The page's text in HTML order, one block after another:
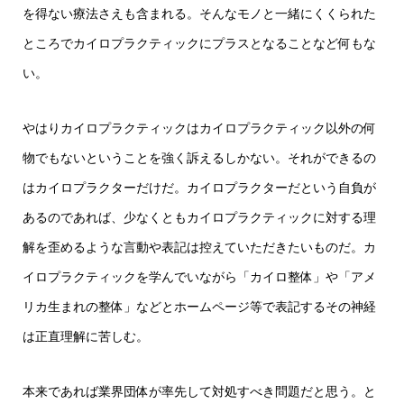
を得ない療法さえも含まれる。そんなモノと一緒にくくられた
ところでカイロプラクティックにプラスとなることなど何もな
い。
やはりカイロプラクティックはカイロプラクティック以外の何
物でもないということを強く訴えるしかない。それができるの
はカイロプラクターだけだ。カイロプラクターだという自負が
あるのであれば、少なくともカイロプラクティックに対する理
解を歪めるような言動や表記は控えていただきたいものだ。カ
イロプラクティックを学んでいながら「カイロ整体」や「アメ
リカ生まれの整体」などとホームページ等で表記するその神経
は正直理解に苦しむ。
本来であれば業界団体が率先して対処すべき問題だと思う。と